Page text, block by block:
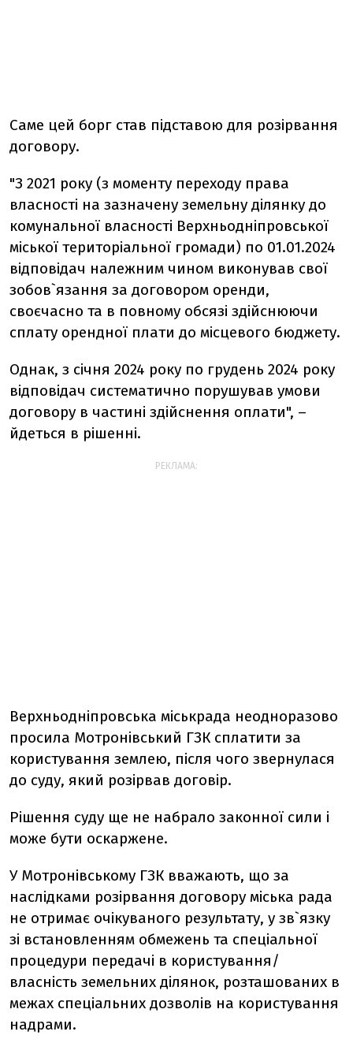
Саме цей борг став підставою для розірвання
договору.
"З 2021 року (з моменту переходу права
власності на зазначену земельну ділянку до
комунальної власності Верхньодніпровської
міської територіальної громади) по 01.01.2024
відповідач належним чином виконував свої
зобов`язання за договором оренди,
своєчасно та в повному обсязі здійснюючи
сплату орендної плати до місцевого бюджету.
Однак, з січня 2024 року по грудень 2024 року
відповідач систематично порушував умови
договору в частині здійснення оплати", –
йдеться в рішенні.
РЕКЛАМА:
Верхньодніпровська міськрада неодноразово
просила Мотронівський ГЗК сплатити за
користування землею, після чого звернулася
до суду, який розірвав договір.
Рішення суду ще не набрало законної сили і
може бути оскаржене.
У Мотронівському ГЗК вважають, що за
наслідками розірвання договору міська рада
не отримає очікуваного результату, у зв`язку
зі встановленням обмежень та спеціальної
процедури передачі в користування/
власність земельних ділянок, розташованих в
межах спеціальних дозволів на користування
надрами.